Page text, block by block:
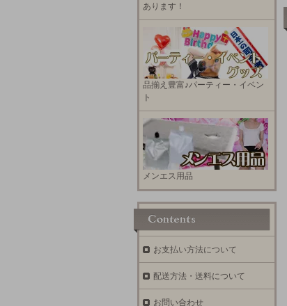
あります！
品揃え豊富♪パーティー・イベン
ト
メンエス用品
お支払い方法について
配送方法・送料について
お問い合わせ